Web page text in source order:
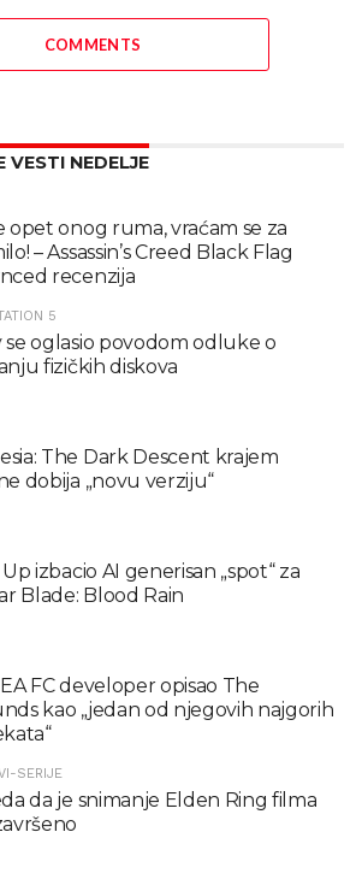
COMMENTS
VESTI NEDELJE
opet onog ruma, vraćam se za
– Assassin’s Creed Black Flag
recenzija
5
se oglasio povodom odluke o
fizičkih diskova
The Dark Descent krajem
dobija „novu verziju“
izbacio AI generisan „spot“ za
Blade: Blood Rain
FC developer opisao The
kao „jedan od njegovih najgorih
SERIJE
da je snimanje Elden Ring filma